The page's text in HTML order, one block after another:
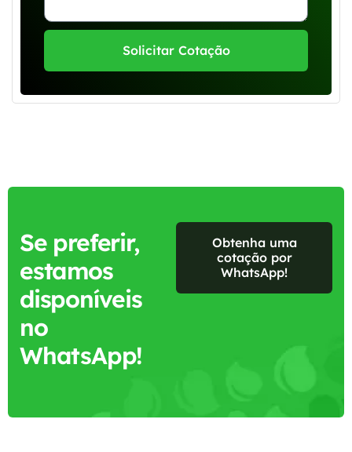
Solicitar Cotação
Se preferir,
estamos
disponíveis
no
WhatsApp!
Obtenha uma
cotação por
WhatsApp!